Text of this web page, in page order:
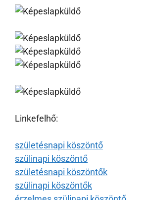
Linkefelhő:
születésnapi köszöntő
szülinapi köszöntő
születésnapi köszöntők
szülinapi köszöntők